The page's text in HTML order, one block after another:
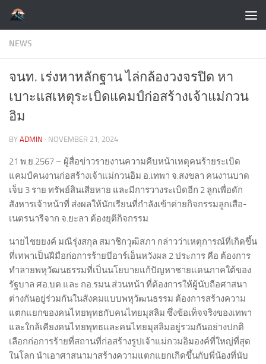
Skip to content
NEWS
จนท. เร่งหาหลักฐาน ไล่กล้องวงจรปิด หา
เบาะแสเหตุระเบิดแคมป์ก่อสร้างเจ้าแม่กวน
อิม
BY ADMIN · NOVEMBER 21, 2024
21 พ.ย.2567 – ผู้สื่อข่าวรายงานความคืบหน้าเหตุคนร้ายระเบิด
แคมป์คนงานก่อสร้างเจ้าแม่กวนอิม อ.เทพา จ.สงขลา คนงานบาด
เจ็บ 3 ราย ทรัพย์สินเสียหาย และมีการวางระเบิดอีก 2 ลูกเพื่อดัก
สังหารเจ้าหน้าที่ ส่งผลให้นักเรียนที่กำลังเข้าค่ายกิจกรรมลูกเสือ-
เนตรนารีจาก จ.ยะลา ต้องยุติกิจกรรม
นายไชยยงค์ มณีรุ่งสกุล สมาชิกวุฒิสภา กล่าวว่าเหตุการณ์ที่เกิดขึ้น
ที่เทพาเป็นฝีมือก่อการร้ายบีอาร์เอ็นหวังผล 2 ประการ คือ ต้องการ
ทำลายพหุวัฒนธรรมที่เป็นนโยบายแก้ปัญหาชายแดนภาคใต้ของ
รัฐบาล ศอ.บต.และ กอ.รมน.ส่วนหน้า ที่ต้องการให้ผู้นับถือศาสนา
ต่างกันอยู่ร่วมกันในสังคมแบบพหุวัฒนธรรม ต้องการสร้างความ
แตกแยกของคนไทยพุทธกับคนไทยมุสลิม ซึ่งข้อเท็จจริงของเทพา
และใกล้เคียงคนไทยพุทธและคนไทยมุสลิมอยู่รวมกันอย่างปกติ
เลือกก่อการร้ายที่สถานที่ก่อสร้างรูปเจ้าแม่กวมอิมองค์ที่ใหญ่ที่สุด
ในโลก นำเอาศาสนามาสร้างความแตกแยกเกิดขึ้นกับพี่น้องที่นับ